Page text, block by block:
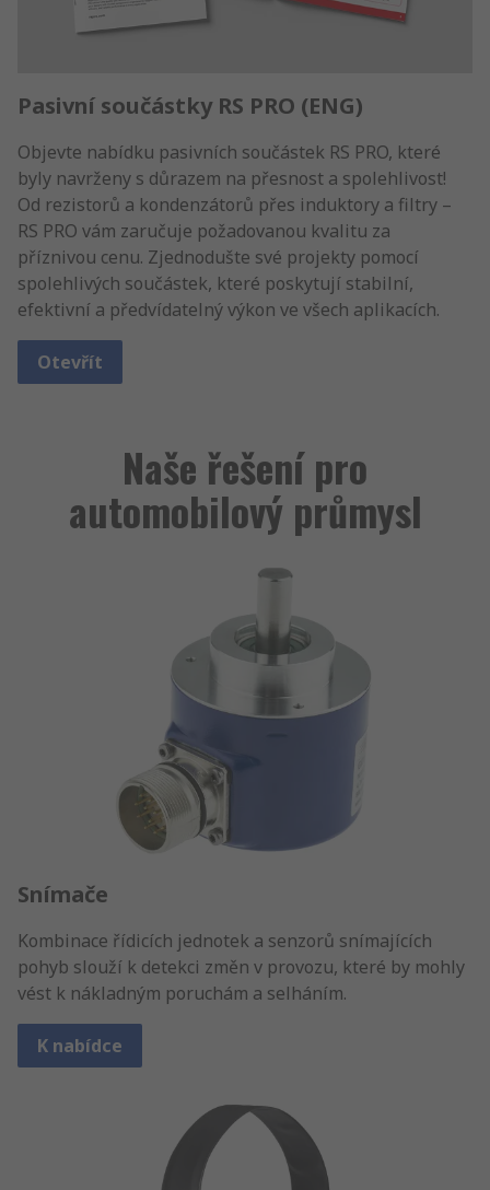
Pasivní součástky RS PRO (ENG)
Objevte nabídku pasivních součástek RS PRO, které
byly navrženy s důrazem na přesnost a spolehlivost!
Od rezistorů a kondenzátorů přes induktory a filtry –
RS PRO vám zaručuje požadovanou kvalitu za
příznivou cenu. Zjednodušte své projekty pomocí
spolehlivých součástek, které poskytují stabilní,
efektivní a předvídatelný výkon ve všech aplikacích.
Otevřít
Naše řešení pro
automobilový průmysl
Snímače
Kombinace řídicích jednotek a senzorů snímajících
pohyb slouží k detekci změn v provozu, které by mohly
vést k nákladným poruchám a selháním.
K nabídce